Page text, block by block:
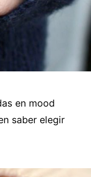
en mood
saber elegir